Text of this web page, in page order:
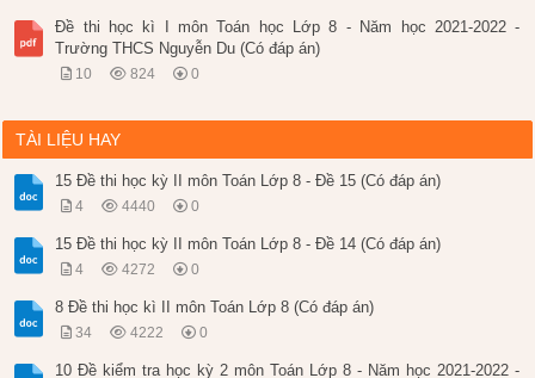
Đề thi học kì I môn Toán học Lớp 8 - Năm học 2021-2022 -
Trường THCS Nguyễn Du (Có đáp án)
10 824 0
TÀI LIỆU HAY
15 Đề thi học kỳ II môn Toán Lớp 8 - Đề 15 (Có đáp án)
4 4440 0
15 Đề thi học kỳ II môn Toán Lớp 8 - Đề 14 (Có đáp án)
4 4272 0
8 Đề thi học kì II môn Toán Lớp 8 (Có đáp án)
34 4222 0
10 Đề kiểm tra học kỳ 2 môn Toán Lớp 8 - Năm học 2021-2022 -